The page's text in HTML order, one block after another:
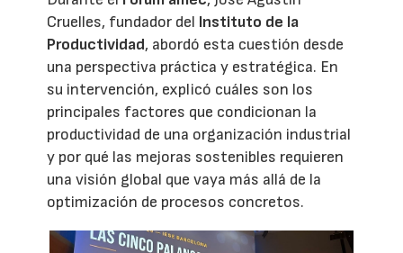
Cruelles, fundador del Instituto de la
Productividad, abordó esta cuestión desde
una perspectiva práctica y estratégica. En
su intervención, explicó cuáles son los
principales factores que condicionan la
productividad de una organización industrial
y por qué las mejoras sostenibles requieren
una visión global que vaya más allá de la
optimización de procesos concretos.